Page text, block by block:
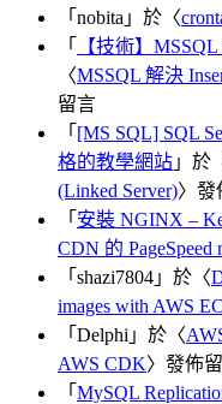
「 nobita 」於〈
「
【技術】
〈MSSQL 解決
留言
「 [MS SQL] SQL
格的教學網站 」於
(Linked Server)〉發
「 安裝 NGINX –
CDN 的 PageSpeed
「 shazi7804 」於〈
images with AWS
「 Delphi 」於〈
AWS CDK〉發佈
「 MySQL